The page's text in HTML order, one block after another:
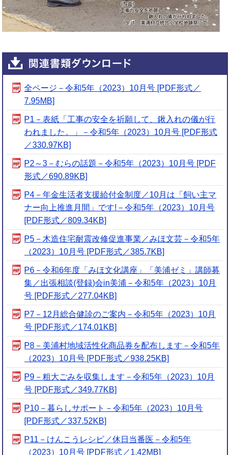
全ページ－令和5年（2023）10月号 [PDF形式／
7.95MB]
P1－表紙「工事の安全を祈願して、鍬入れの儀が行
われました。」－令和5年（2023）10月号 [PDF形式
／330.97KB]
P2～3－むらの話題－令和5年（2023）10月号 [PDF
形式／690.89KB]
P4－年金生活者支援給付金制度／10月は「飼い主マ
ナー向上推進月間」です!－令和5年（2023）10月号
[PDF形式／809.34KB]
P5－木造住宅耐震改修促進事業／みほ文芸－令和5年
（2023）10月号 [PDF形式／385.7KB]
P6－令和6年度「みほ文化講座」「美浦ゼミ」講師募
集／出張相談(登録)会in美浦－令和5年（2023）10月
号 [PDF形式／277.04KB]
P7－12月総合健診のご案内－令和5年（2023）10月
号 [PDF形式／174.01KB]
P8－美浦村地域活性化商品券を配布します－令和5年
（2023）10月号 [PDF形式／938.25KB]
P9－粗大ごみを収集します－令和5年（2023）10月
号 [PDF形式／349.77KB]
P10－暮らしサポート－令和5年（2023）10月号
[PDF形式／337.52KB]
P11－けんこうレシピ／休日当番医－令和5年
（2023）10月号 [PDF形式／1.42MB]